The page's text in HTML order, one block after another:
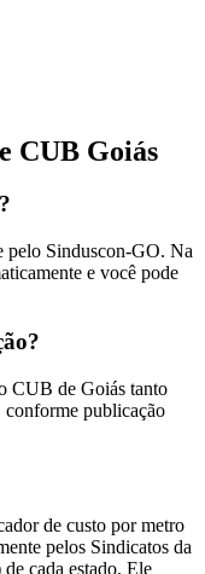
CUB Goiás
pelo Sinduscon-GO. Na
e você pode
CUB de Goiás tanto
conforme publicação
de custo por metro
pelos Sindicatos da
cada estado. Ele